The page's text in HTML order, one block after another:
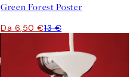
Green Forest Poster
Da 6,50 €13 €